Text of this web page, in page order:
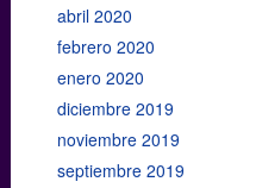
abril 2020
febrero 2020
enero 2020
diciembre 2019
noviembre 2019
septiembre 2019